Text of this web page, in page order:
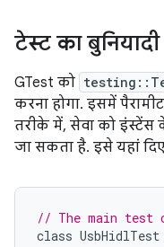
टेस्ट का
GTest को
करना होगा. इसमें
तरीके में, सेवा को इंस्टेंस
जा सकता है. इसे यहां
// The main test
class UsbHidlTest